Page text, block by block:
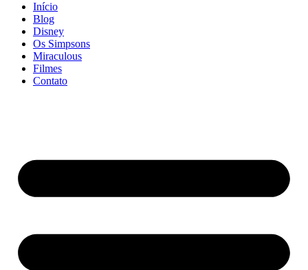
Início
Blog
Disney
Os Simpsons
Miraculous
Filmes
Contato